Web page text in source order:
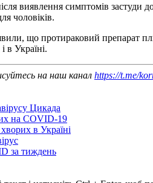
виявлення симптомів застуди
чоловіків.
що протираковий препарат
в Україні.
на наш канал https://t.me/
Цикада
на COVID-19
в Україні
за тиждень